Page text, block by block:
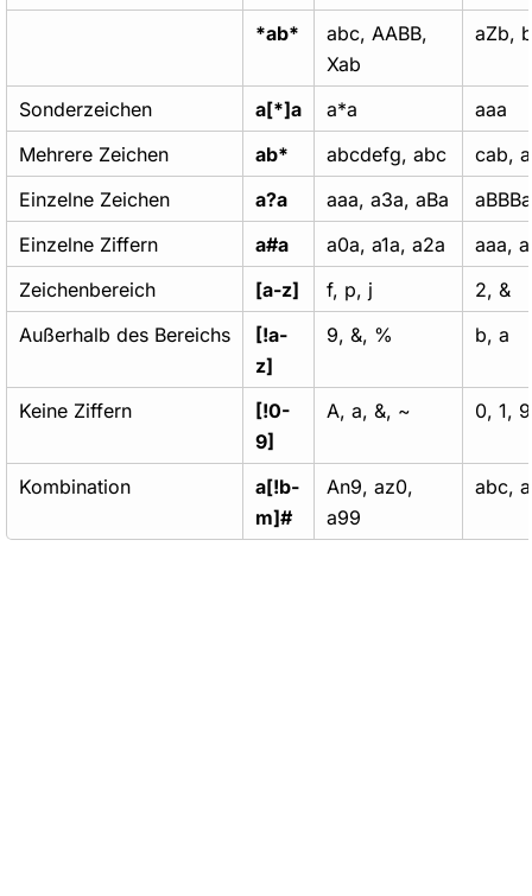
*ab*
abc, AABB,
Xab
aZb,
Sonderzeichen a[*]a a*a
aaa
Mehrere Zeichen
ab* abcdefg, abc
cab,
Einzelne Zeichen
a?a aaa, a3a, aBa
aBBBa
Einzelne Ziffern
a#a a0a, a1a, a2a
aaa,
Zeichenbereich
[a-z] f, p, j
2, &
Außerhalb des Bereichs
[!a-
z]
9, &, % b, a
Keine Ziffern
[!0-
9]
A, a, &, ~ 0, 1, 9
Kombination
a[!b-
m]#
An9, az0,
a99
abc,